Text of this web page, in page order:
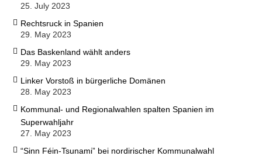
25. July 2023
Rechtsruck in Spanien
29. May 2023
Das Baskenland wählt anders
29. May 2023
Linker Vorstoß in bürgerliche Domänen
28. May 2023
Kommunal- und Regionalwahlen spalten Spanien im
Superwahljahr
27. May 2023
“Sinn Féin-Tsunami” bei nordirischer Kommunalwahl